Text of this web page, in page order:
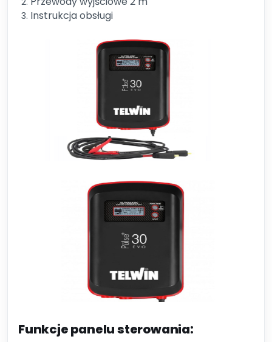
Instrukcja obsługi
Funkcje panelu sterowania: